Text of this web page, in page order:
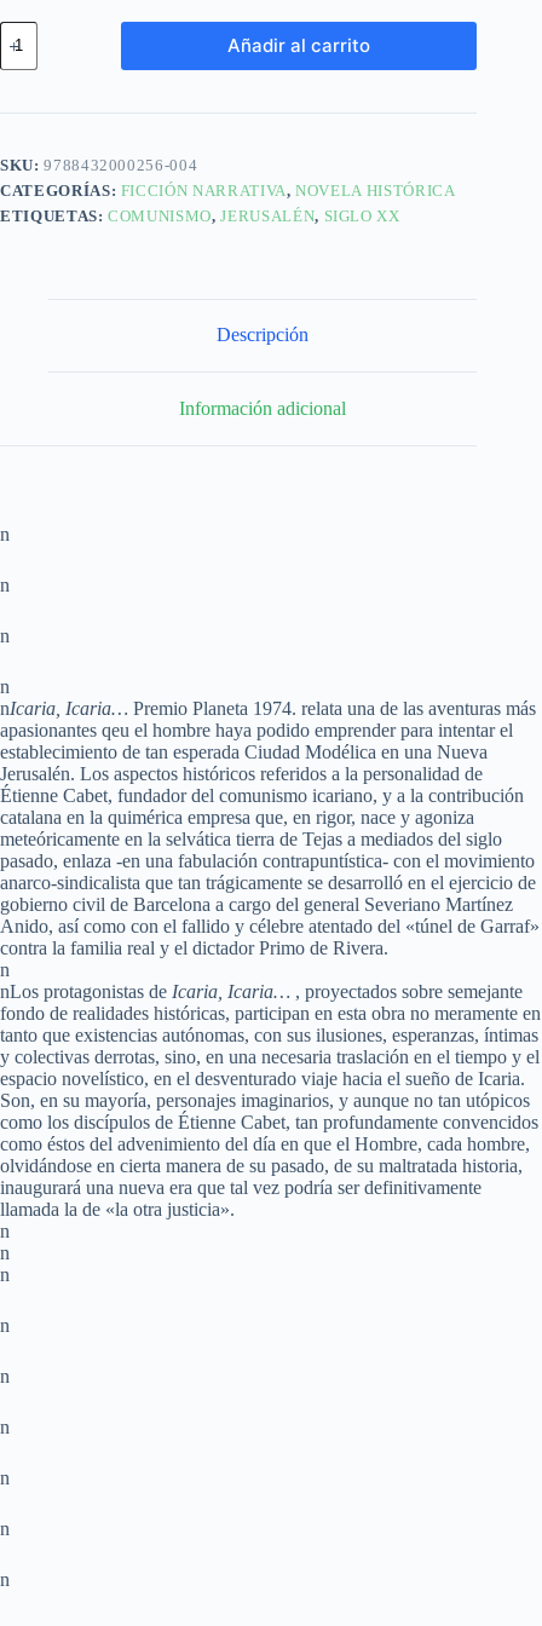
Añadir al carrito
SKU:9788432000256-004
CATEGORÍAS: FICCIÓN NARRATIVA,NOVELA HISTÓRICA
ETIQUETAS:COMUNISMO,JERUSALÉN, SIGLO XX
Descripción
Información adicional
n
n
n
n
nIcaria, Icaria… Premio Planeta 1974. relata una de las aventuras más
apasionantes qeu el hombre haya podido emprender para intentar el
establecimiento de tan esperada Ciudad Modélica en una Nueva
Jerusalén. Los aspectos históricos referidos a la personalidad de
Étienne Cabet, fundador del comunismo icariano, y a la contribución
catalana en la quimérica empresa que, en rigor, nace y agoniza
meteóricamente en la selvática tierra de Tejas a mediados del siglo
pasado, enlaza -en una fabulación contrapuntística- con el movimiento
anarco-sindicalista que tan trágicamente se desarrolló en el ejercicio de
gobierno civil de Barcelona a cargo del general Severiano Martínez
Anido, así como con el fallido y célebre atentado del «túnel de Garraf»
contra la familia real y el dictador Primo de Rivera.
n
nLos protagonistas de Icaria, Icaria… , proyectados sobre semejante
fondo de realidades históricas, participan en esta obra no meramente en
tanto que existencias autónomas, con sus ilusiones, esperanzas, íntimas
y colectivas derrotas, sino, en una necesaria traslación en el tiempo y el
espacio novelístico, en el desventurado viaje hacia el sueño de Icaria.
Son, en su mayoría, personajes imaginarios, y aunque no tan utópicos
como los discípulos de Étienne Cabet, tan profundamente convencidos
como éstos del advenimiento del día en que el Hombre, cada hombre,
olvidándose en cierta manera de su pasado, de su maltratada historia,
inaugurará una nueva era que tal vez podría ser definitivamente
llamada la de «la otra justicia».
n
n
n
n
n
n
n
n
n